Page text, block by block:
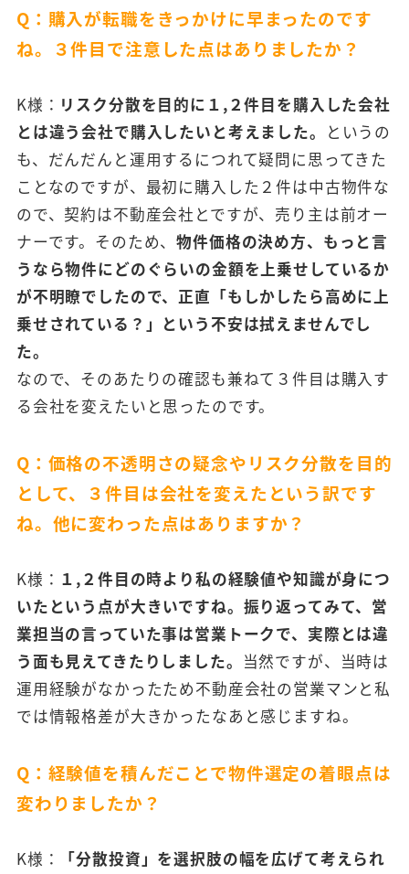
Q：購入が転職をきっかけに早まったのです
ね。３件目で注意した点はありましたか？
K様： リスク分散を目的に１,２件目を購入した会社
とは違う会社で購入したいと考えました。
というの
も、だんだんと運用するにつれて疑問に思ってきた
ことなのですが、最初に購入した２件は中古物件な
ので、契約は不動産会社とですが、売り主は前オー
ナーです。そのため、物件価格の決め方、もっと言
うなら物件にどのぐらいの金額を上乗せしているか
が不明瞭でしたので、正直「もしかしたら高めに上
乗せされている？」という不安は拭えませんでし
た。
なので、そのあたりの確認も兼ねて３件目は購入す
る会社を変えたいと思ったのです。
Q：価格の不透明さの疑念やリスク分散を目的
として、３件目は会社を変えたという訳です
ね。他に変わった点はありますか？
K様： １,２件目の時より私の経験値や知識が身につ
いたという点が大きいですね。振り返ってみて、営
業担当の言っていた事は営業トークで、実際とは違
う面も見えてきたりしました。 当然ですが、当時は
運用経験がなかったため不動産会社の営業マンと私
では情報格差が大きかったなあと感じますね。
Q：経験値を積んだことで物件選定の着眼点は
変わりましたか？
K様：
「分散投資」を選択肢の幅を広げて考えられ